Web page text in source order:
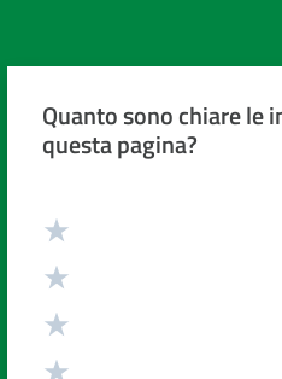
Quanto sono chiare le
questa pagina?